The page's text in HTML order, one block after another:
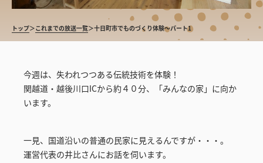
トップ＞これまでの放送一覧＞十日町市でものづくり体験～パート1
今週は、失われつつある伝統技術を体験！
関越道・越後川口ICから約４０分、「みんなの家」に向か
います。
一見、国道沿いの普通の民家に見えるんですが・・・。
運営代表の井比さんにお話を伺います。